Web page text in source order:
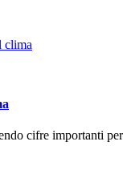
cifre importanti